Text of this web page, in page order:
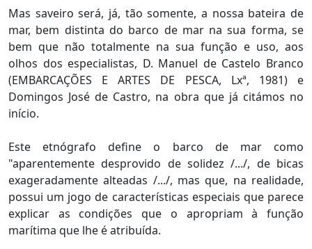
Mas saveiro será, já, tão somente, a nossa bateira de
mar, bem distinta do barco de mar na sua forma, se
bem que não totalmente na sua função e uso, aos
olhos dos especialistas, D. Manuel de Castelo Branco
(EMBARCAÇÕES E ARTES DE PESCA, Lxª, 1981) e
Domingos José de Castro, na obra que já citámos no
início.
Este etnógrafo define o barco de mar como
"aparentemente desprovido de solidez /.../, de bicas
exageradamente alteadas /.../, mas que, na realidade,
possui um jogo de características especiais que parece
explicar as condições que o apropriam à função
marítima que lhe é atribuída.